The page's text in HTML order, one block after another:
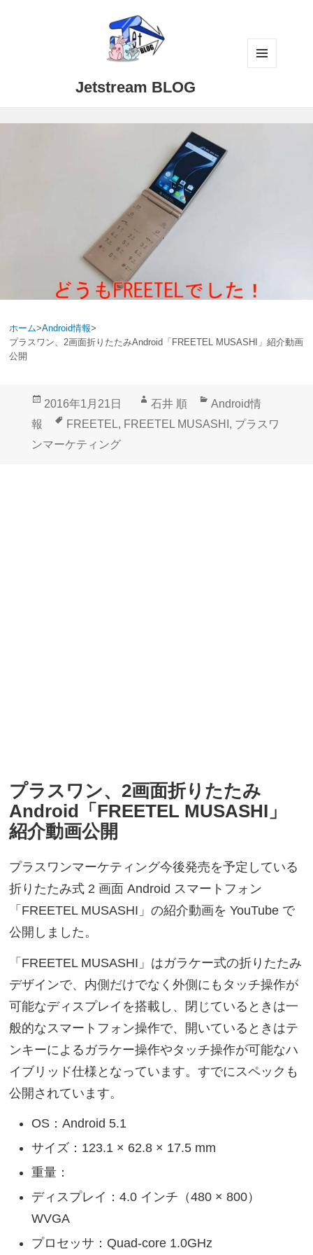
Jetstream BLOG
ホーム>Android情報>
プラスワン、2画面折りたたみAndroid「FREETEL MUSASHI」紹介動画
公開
投
日:
2016年1月21日
作
成
石井 順
カ
テ
Android情
報
タ
グ
FREETEL, FREETEL MUSASHI , プラスワ
ンマーケティング
プラスワン、2画面折りたたみ
Android「FREETEL MUSASHI」
紹介動画公開
プラスワンマーケティング今後発売を予定している
折りたたみ式 2 画面 Android スマートフォン
「FREETEL MUSASHI」の紹介動画を YouTube で
公開しました。
「FREETEL MUSASHI」はガラケー式の折りたたみ
デザインで、内側だけでなく外側にもタッチ操作が
可能なディスプレイを搭載し、閉じているときは一
般的なスマートフォン操作で、開いているときはテ
ンキーによるガラケー操作やタッチ操作が可能なハ
イブリッド仕様となっています。すでにスペックも
公開されています。
OS：Android 5.1
サイズ：123.1 × 62.8 × 17.5 mm
重量：
ディスプレイ：4.0 インチ（480 × 800）
WVGA
プロセッサ：Quad-core 1.0GHz